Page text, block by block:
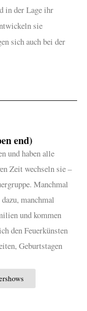
in der Lage ihr
sie
sich auch bei der
end)
und haben alle
Zeit wechseln sie –
Manchmal
manchmal
und kommen
den Feuerkünsten
Geburtstagen